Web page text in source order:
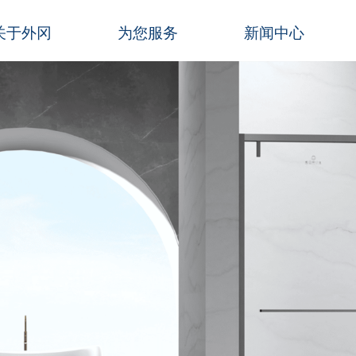
于外冈 为您服务 新闻中心